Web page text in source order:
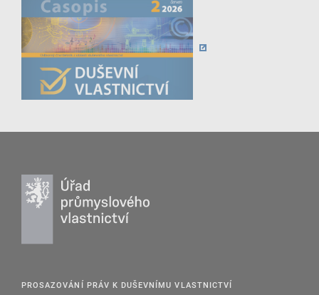
PROSAZOVÁNÍ PRÁV K DUŠEVNÍMU VLASTNICTVÍ